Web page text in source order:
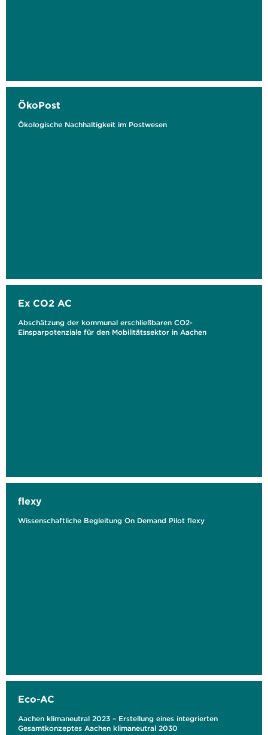
ÖkoPost
Ökologische Nachhaltigkeit im Postwesen
Ex CO2 AC
Abschätzung der kommunal erschließbaren CO2-
Einsparpotenziale für den Mobilitätssektor in Aachen
flexy
Wissenschaftliche Begleitung On Demand Pilot flexy
Eco-AC
Aachen klimaneutral 2023 – Erstellung eines integrierten
Gesamtkonzeptes Aachen klimaneutral 2030